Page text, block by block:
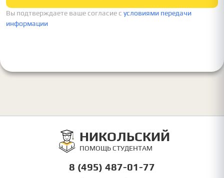
Вы подтверждаете ваше согласие c условиями передачи
информации
НИКОЛЬСКИЙ
ПОМОЩЬ СТУДЕНТАМ
8 (495) 487-01-77